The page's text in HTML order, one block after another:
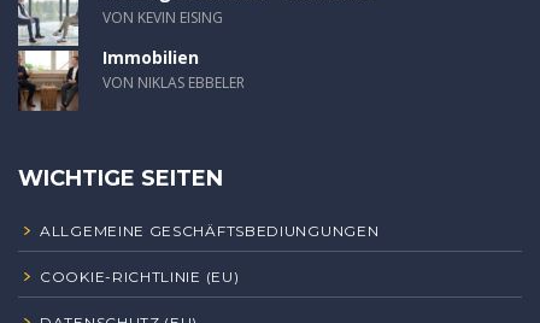
VON KEVIN EISING
Immobilien
VON NIKLAS EBBELER
WICHTIGE SEITEN
ALLGEMEINE GESCHÄFTSBEDIUNGUNGEN
COOKIE-RICHTLINIE (EU)